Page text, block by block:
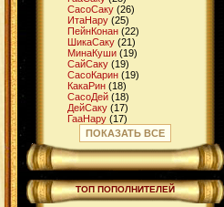
СасоСаку (26)
ИтаНару (25)
ПейнКонан (22)
ШикаСаку (21)
МинаКуши (19)
СайСаку (19)
СасоКарин (19)
КакаРин (18)
СасоДей (18)
ДейСаку (17)
ГааНару (17)
ШикаИно(16)
ГааМацу(16)
ДжираЦуна(15)
ЧоджиИно(14)
СуйКарин(14)
КибаТен(14)
КибаНару(13)
ПОКАЗАТЬ ВСЕ
ТОП ПОПОЛНИТЕЛЕЙ